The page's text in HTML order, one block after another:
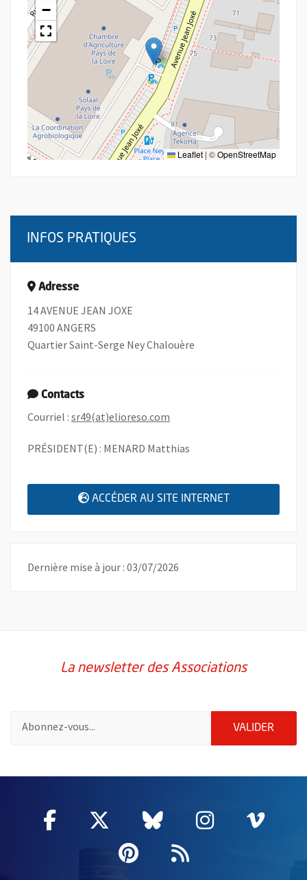
−
Leaflet | ©OpenStreetMap
INFOS PRATIQUES
Adresse
14 AVENUE JEAN JOXE
49100 ANGERS
Quartier Saint-Serge Ney Chalouère
Contacts
Courriel : sr49(at)elioreso.com
PRÉSIDENT(E) : MENARD Matthias
ACCÉDER AU SITE INTERNET , OUVRE UNE
Dernière mise à jour : 03/07/2026
La newsletter des Associations
VALIDER
Facebook
, Ouvre une nouvelle fenêtre
Twitter
, Ouvre une nouvelle
Bluesky
, Ouvre une
Instagram
, Ouvre
,
Pinterest
, Ouvre une
Flux RSS